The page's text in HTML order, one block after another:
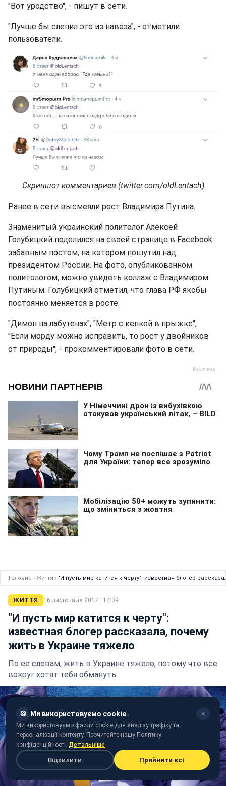
"Вот уродство", - пишут в сети.
"Лучше бы слепил это из навоза", - отметили
пользователи.
Скриншот комментариев (twitter.com/oldLentach)
Ранее в сети высмеяли рост Владимира Путина.
Знаменитый украинский политолог Алексей
Голубицкий поделился на своей странице в Facebook
забавным постом, на котором пошутил над
президентом России. На фото, опубликованном
политологом, можно увидеть коллаж с Владимиром
Путиным. Голубицкий отметил, что глава РФ якобы
постоянно меняется в росте.
"Димон на лабутенах", "Метр с кепкой в прыжке",
"Если морду можно исправить, то рост у двойников
от природы", - прокомментировали фото в сети.
Головна › Життя › "И пусть мир катится к черту": известная блогер
ЖИТТЯ 16 листопада 2017 · 14:39
"И пусть мир катится к черту":
известная блогер рассказала, почему
жить в Украине тяжело
По ее словам, жить в Украине тяжело, потому что все
вокруг хотят тебя обмануть
🍪 Ми використовуємо cookie ✕
Ми використовуємо файли cookie для аналізу трафіку та
персоналізації контенту. Прочитайте нашу Політику
конфіденційності. Детальніше
Відхилити Прийняти всі